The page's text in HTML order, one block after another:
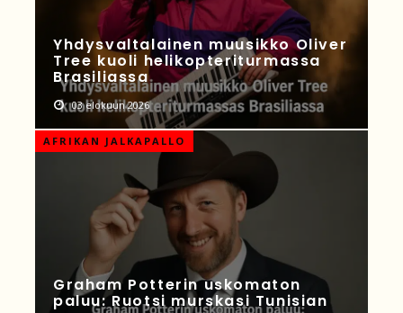
Yhdysvaltalainen muusikko Oliver
Tree kuoli helikopteriturmassa
Brasiliassa
03 elokuun 2026
AFRIKAN JALKAPALLO
Graham Potterin uskomaton
paluu: Ruotsi murskasi Tunisian